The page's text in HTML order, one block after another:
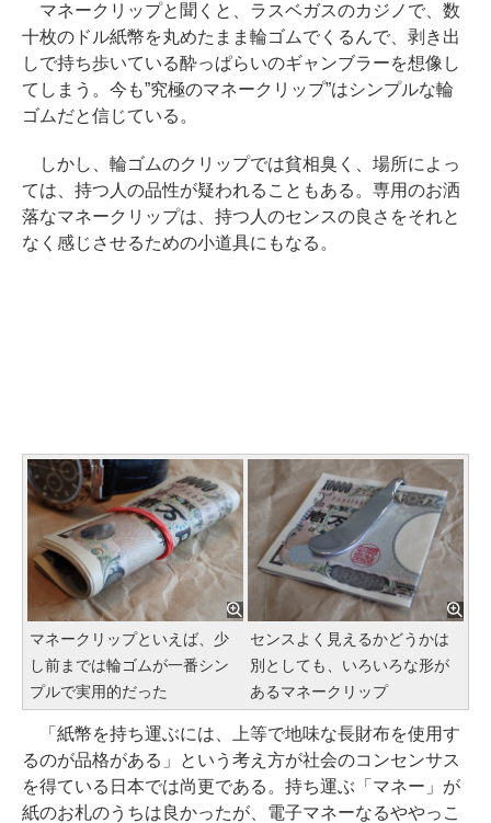
マネークリップと聞くと、ラスベガスのカジノで、数
十枚のドル紙幣を丸めたまま輪ゴムでくるんで、剥き出
しで持ち歩いている酔っぱらいのギャンブラーを想像し
てしまう。今も”究極のマネークリップ”はシンプルな輪
ゴムだと信じている。
しかし、輪ゴムのクリップでは貧相臭く、場所によっ
ては、持つ人の品性が疑われることもある。専用のお洒
落なマネークリップは、持つ人のセンスの良さをそれと
なく感じさせるための小道具にもなる。
マネークリップといえば、少
し前までは輪ゴムが一番シン
プルで実用的だった
センスよく見えるかどうかは
別としても、いろいろな形が
あるマネークリップ
「紙幣を持ち運ぶには、上等で地味な長財布を使用す
るのが品格がある」という考え方が社会のコンセンサス
を得ている日本では尚更である。持ち運ぶ「マネー」が
紙のお札のうちは良かったが、電子マネーなるややっこ